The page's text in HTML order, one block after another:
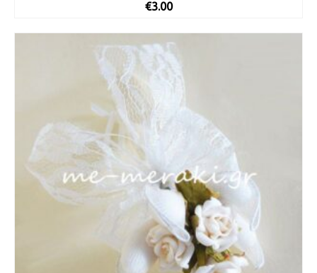
€3.00